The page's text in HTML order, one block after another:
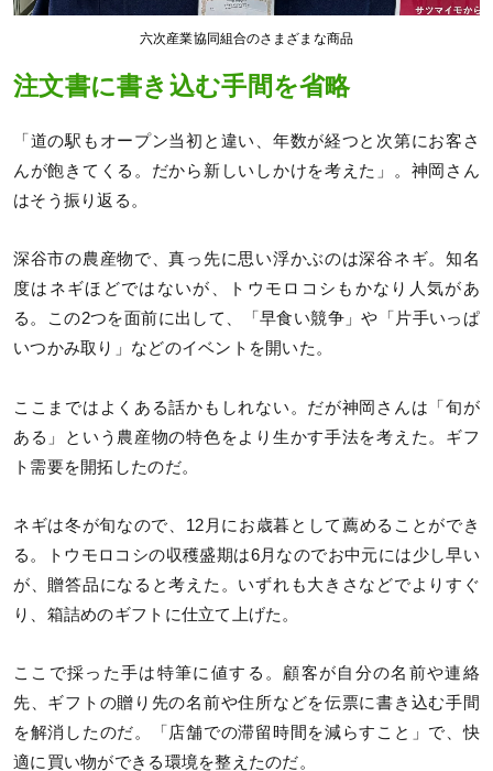
六次産業協同組合のさまざまな商品
注文書に書き込む手間を省略
「道の駅もオープン当初と違い、年数が経つと次第にお客さ
んが飽きてくる。だから新しいしかけを考えた」。神岡さん
はそう振り返る。
深谷市の農産物で、真っ先に思い浮かぶのは深谷ネギ。知名
度はネギほどではないが、トウモロコシもかなり人気があ
る。この2つを面前に出して、「早食い競争」や「片手いっぱ
いつかみ取り」などのイベントを開いた。
ここまではよくある話かもしれない。だが神岡さんは「旬が
ある」という農産物の特色をより生かす手法を考えた。ギフ
ト需要を開拓したのだ。
ネギは冬が旬なので、12月にお歳暮として薦めることができ
る。トウモロコシの収穫盛期は6月なのでお中元には少し早い
が、贈答品になると考えた。いずれも大きさなどでよりすぐ
り、箱詰めのギフトに仕立て上げた。
ここで採った手は特筆に値する。顧客が自分の名前や連絡
先、ギフトの贈り先の名前や住所などを伝票に書き込む手間
を解消したのだ。「店舗での滞留時間を減らすこと」で、快
適に買い物ができる環境を整えたのだ。